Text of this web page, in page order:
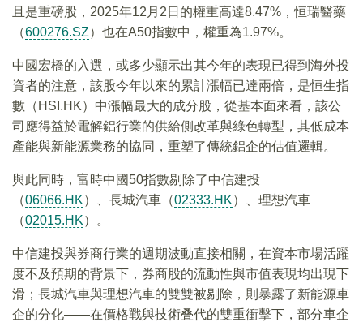
且是重磅股，2025年12月2日的權重高達8.47%，恒瑞醫藥
（600276.SZ）也在A50指數中，權重為1.97%。
中國宏橋的入選，或多少顯示出其今年的表現已得到海外投
資者的注意，該股今年以來的累計漲幅已達兩倍，是恒生指
數（HSI.HK）中漲幅最大的成分股，從基本面來看，該公
司應得益於電解鋁行業的供給側改革與綠色轉型，其低成本
產能與新能源業務的協同，重塑了傳統鋁企的估值邏輯。
與此同時，富時中國50指數剔除了中信建投
（06066.HK）、長城汽車（02333.HK）、理想汽車
（02015.HK）。
中信建投與券商行業的週期波動直接相關，在資本市場活躍
度不及預期的背景下，券商股的流動性與市值表現均出現下
滑；長城汽車與理想汽車的雙雙被剔除，則暴露了新能源車
企的分化——在價格戰與技術叠代的雙重衝擊下，部分車企